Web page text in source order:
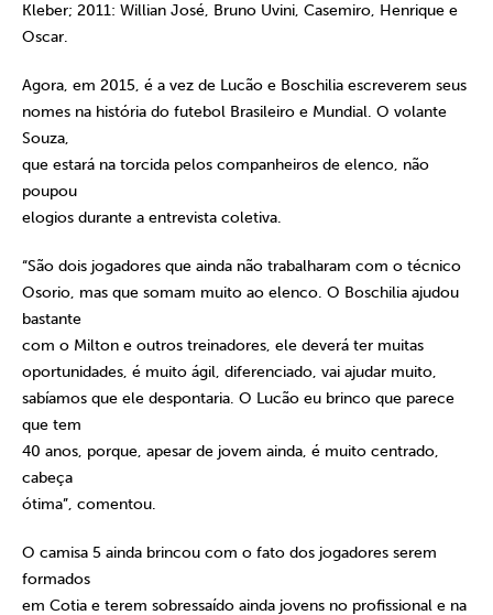
Kleber; 2011: Willian José, Bruno Uvini, Casemiro, Henrique e
Oscar.
Agora, em 2015, é a vez de Lucão e Boschilia escreverem seus
nomes na história do futebol Brasileiro e Mundial. O volante
Souza,
que estará na torcida pelos companheiros de elenco, não
poupou
elogios durante a entrevista coletiva.
“São dois jogadores que ainda não trabalharam com o técnico
Osorio, mas que somam muito ao elenco. O Boschilia ajudou
bastante
com o Milton e outros treinadores, ele deverá ter muitas
oportunidades, é muito ágil, diferenciado, vai ajudar muito,
sabíamos que ele despontaria. O Lucão eu brinco que parece
que tem
40 anos, porque, apesar de jovem ainda, é muito centrado,
cabeça
ótima”, comentou.
O camisa 5 ainda brincou com o fato dos jogadores serem
formados
em Cotia e terem sobressaído ainda jovens no profissional e na